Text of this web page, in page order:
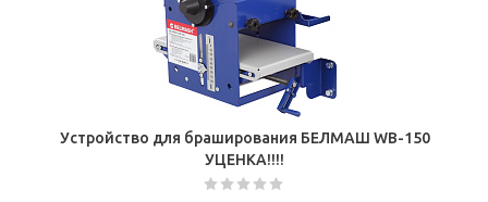
Устройство для браширования БЕЛМАШ WB-150
УЦЕНКА!!!!